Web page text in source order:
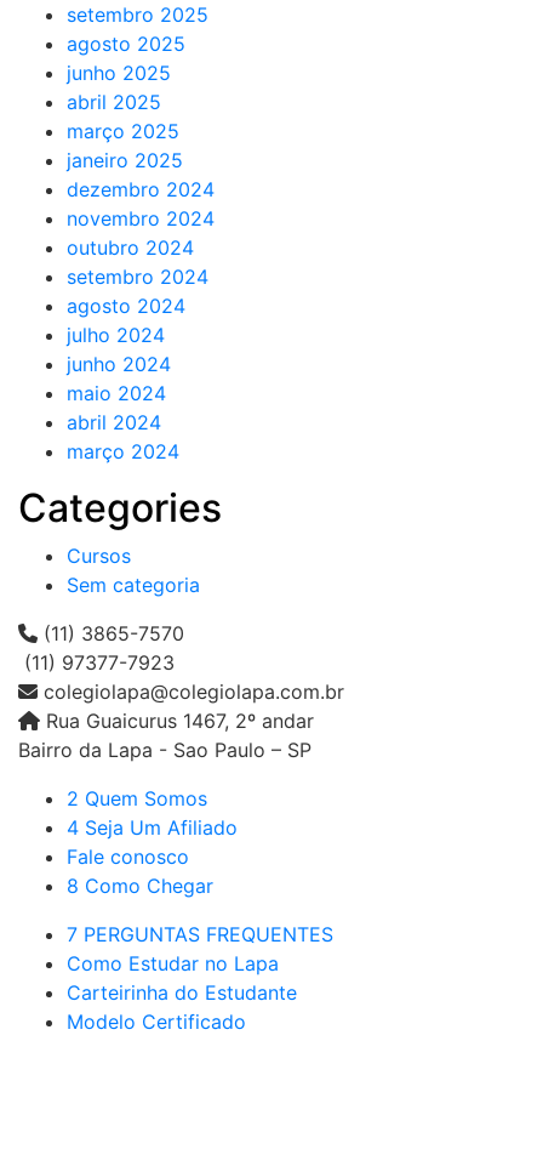
setembro 2025
agosto 2025
junho 2025
abril 2025
março 2025
janeiro 2025
dezembro 2024
novembro 2024
outubro 2024
setembro 2024
agosto 2024
julho 2024
junho 2024
maio 2024
abril 2024
março 2024
Categories
Cursos
Sem categoria
(11) 3865-7570
(11) 97377-7923
colegiolapa@colegiolapa.com.br
Rua Guaicurus 1467, 2º andar
Bairro da Lapa - Sao Paulo – SP
2 Quem Somos
4 Seja Um Afiliado
Fale conosco
8 Como Chegar
7 PERGUNTAS FREQUENTES
Como Estudar no Lapa
Carteirinha do Estudante
Modelo Certificado